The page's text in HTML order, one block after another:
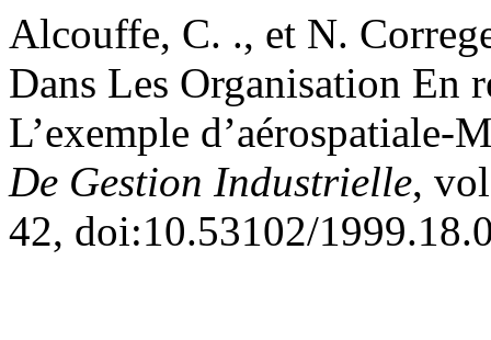
Alcouffe, C. ., et N.
Dans Les Organisation En
L’exemple d’aérospatiale-
De Gestion Industrielle,
42, doi:10.53102/